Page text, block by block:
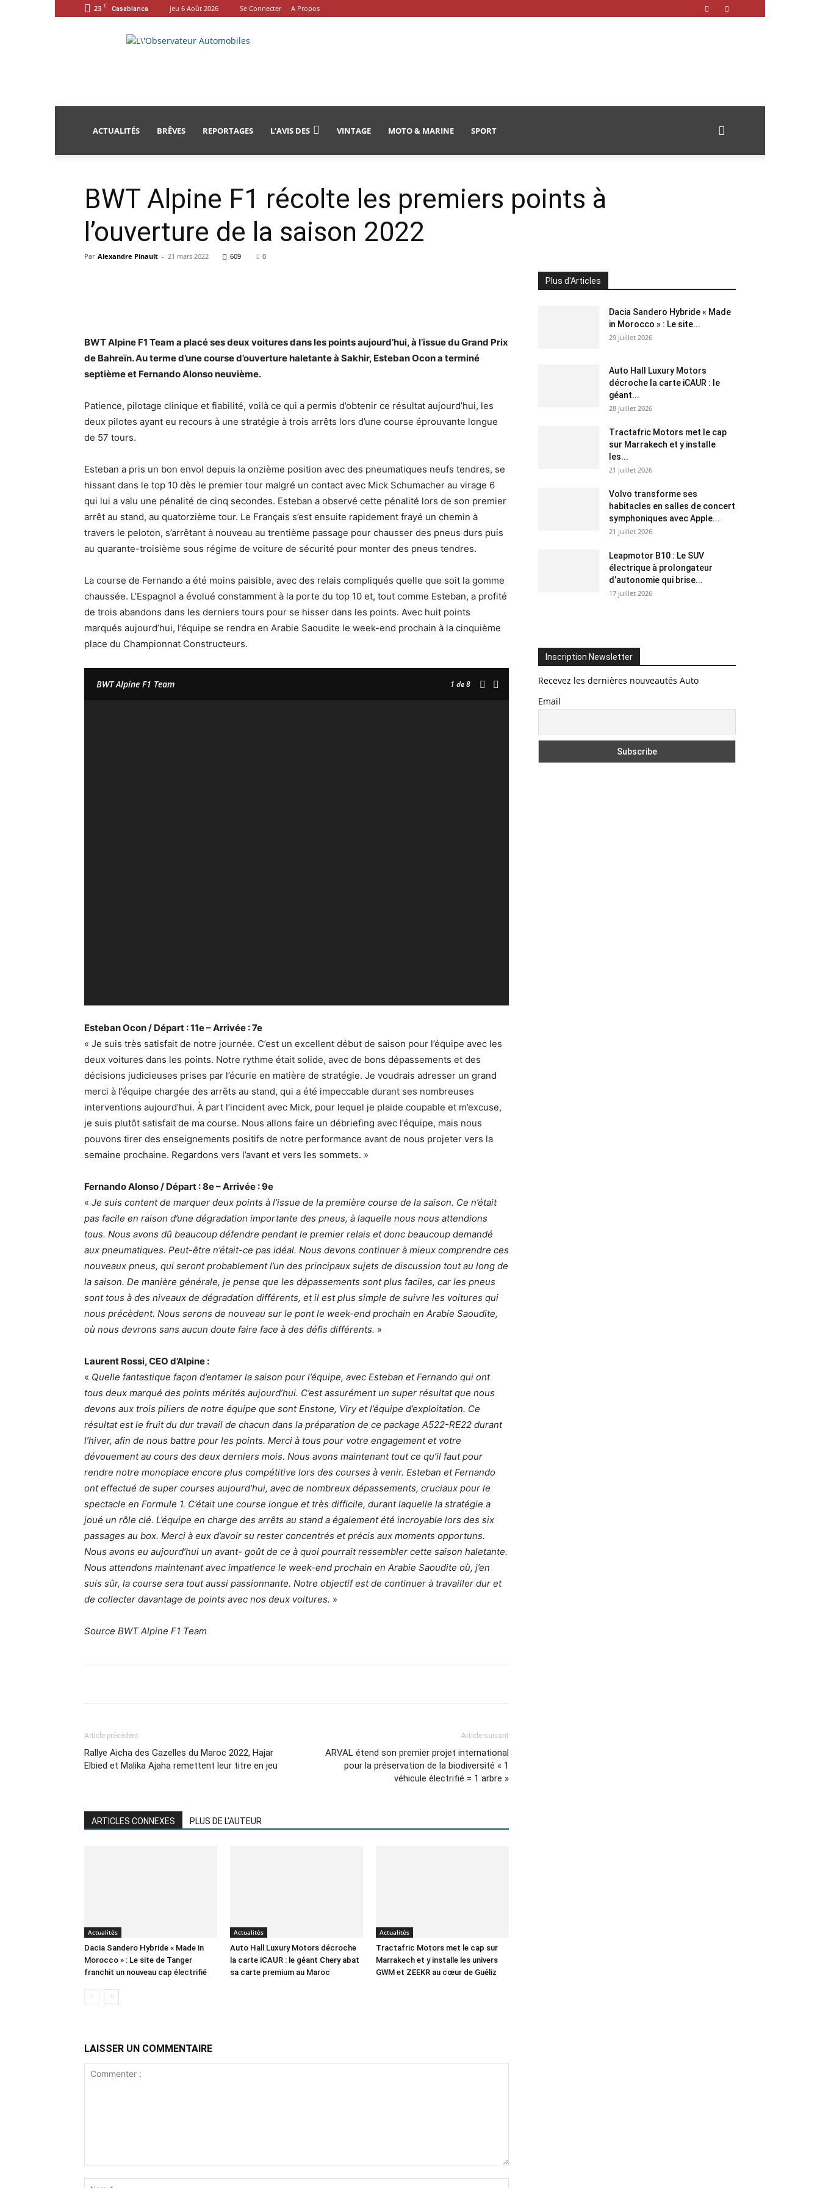
23 C Casablanca jeu 6 Août 2026 Se Connecter A Propos
L'Observateur
ACTUALITÉS BRÊVES REPORTAGES L’AVIS DES VINTAGE MOTO & MARINE SPORT
BWT Alpine F1 récolte les premiers points à
l’ouverture de la saison 2022
Par Alexandre Pinault - 21 mars 2022 609 0
BWT Alpine F1 Team a placé ses deux voitures dans les points aujourd’hui, à l’issue du Grand Prix
de Bahreïn. Au terme d’une course d’ouverture haletante à Sakhir, Esteban Ocon a terminé
septième et Fernando Alonso neuvième.
Patience, pilotage clinique et fiabilité, voilà ce qui a permis d’obtenir ce résultat aujourd’hui, les
deux pilotes ayant eu recours à une stratégie à trois arrêts lors d’une course éprouvante longue
de 57 tours.
Esteban a pris un bon envol depuis la onzième position avec des pneumatiques neufs tendres, se
hissant dans le top 10 dès le premier tour malgré un contact avec Mick Schumacher au virage 6
qui lui a valu une pénalité de cinq secondes. Esteban a observé cette pénalité lors de son premier
arrêt au stand, au quatorzième tour. Le Français s’est ensuite rapidement frayé un chemin à
travers le peloton, s’arrêtant à nouveau au trentième passage pour chausser des pneus durs puis
au quarante-troisième sous régime de voiture de sécurité pour monter des pneus tendres.
La course de Fernando a été moins paisible, avec des relais compliqués quelle que soit la gomme
chaussée. L’Espagnol a évolué constamment à la porte du top 10 et, tout comme Esteban, a profité
de trois abandons dans les derniers tours pour se hisser dans les points. Avec huit points
marqués aujourd’hui, l’équipe se rendra en Arabie Saoudite le week-end prochain à la cinquième
place du Championnat Constructeurs.
BWT Alpine F1 Team 1 de 8
Esteban Ocon / Départ : 11e – Arrivée : 7e
« Je suis très satisfait de notre journée. C’est un excellent début de saison pour l’équipe avec les
deux voitures dans les points. Notre rythme était solide, avec de bons dépassements et des
décisions judicieuses prises par l’écurie en matière de stratégie. Je voudrais adresser un grand
merci à l’équipe chargée des arrêts au stand, qui a été impeccable durant ses nombreuses
interventions aujourd’hui. À part l’incident avec Mick, pour lequel je plaide coupable et m’excuse,
je suis plutôt satisfait de ma course. Nous allons faire un débriefing avec l’équipe, mais nous
pouvons tirer des enseignements positifs de notre performance avant de nous projeter vers la
semaine prochaine. Regardons vers l’avant et vers les sommets. »
Fernando Alonso / Départ : 8e – Arrivée : 9e
« Je suis content de marquer deux points à l’issue de la première course de la saison. Ce n’était
pas facile en raison d’une dégradation importante des pneus, à laquelle nous nous attendions
tous. Nous avons dû beaucoup défendre pendant le premier relais et donc beaucoup demandé
aux pneumatiques. Peut-être n’était-ce pas idéal. Nous devons continuer à mieux comprendre ces
nouveaux pneus, qui seront probablement l’un des principaux sujets de discussion tout au long de
la saison. De manière générale, je pense que les dépassements sont plus faciles, car les pneus
sont tous à des niveaux de dégradation différents, et il est plus simple de suivre les voitures qui
nous précèdent. Nous serons de nouveau sur le pont le week-end prochain en Arabie Saoudite,
où nous devrons sans aucun doute faire face à des défis différents. »
Laurent Rossi, CEO d’Alpine :
« Quelle fantastique façon d’entamer la saison pour l’équipe, avec Esteban et Fernando qui ont
tous deux marqué des points mérités aujourd’hui. C’est assurément un super résultat que nous
devons aux trois piliers de notre équipe que sont Enstone, Viry et l’équipe d’exploitation. Ce
résultat est le fruit du dur travail de chacun dans la préparation de ce package A522-RE22 durant
l’hiver, afin de nous battre pour les points. Merci à tous pour votre engagement et votre
dévouement au cours des deux derniers mois. Nous avons maintenant tout ce qu’il faut pour
rendre notre monoplace encore plus compétitive lors des courses à venir. Esteban et Fernando
ont effectué de super courses aujourd’hui, avec de nombreux dépassements, cruciaux pour le
spectacle en Formule 1. C’était une course longue et très difficile, durant laquelle la stratégie a
joué un rôle clé. L’équipe en charge des arrêts au stand a également été incroyable lors des six
passages au box. Merci à eux d’avoir su rester concentrés et précis aux moments opportuns.
Nous avons eu aujourd’hui un avant- goût de ce à quoi pourrait ressembler cette saison haletante.
Nous attendons maintenant avec impatience le week-end prochain en Arabie Saoudite où, j’en
suis sûr, la course sera tout aussi passionnante. Notre objectif est de continuer à travailler dur et
de collecter davantage de points avec nos deux voitures. »
Source BWT Alpine F1 Team
Article précédent
Rallye Aicha des Gazelles du Maroc 2022, Hajar
Elbied et Malika Ajaha remettent leur titre en jeu
Article suivant
ARVAL étend son premier projet international
pour la préservation de la biodiversité « 1
véhicule électrifié = 1 arbre »
ARTICLES CONNEXES PLUS DE L'AUTEUR
Actualités
Dacia Sandero Hybride « Made in
Morocco » : Le site de Tanger
franchit un nouveau cap électrifié
Actualités
Auto Hall Luxury Motors décroche
la carte iCAUR : le géant Chery abat
sa carte premium au Maroc
Actualités
Tractafric Motors met le cap sur
Marrakech et y installe les univers
GWM et ZEEKR au cœur de Guéliz
LAISSER UN COMMENTAIRE
Plus d'Articles
Dacia Sandero Hybride « Made
in Morocco » : Le site...
29 juillet 2026
Auto Hall Luxury Motors
décroche la carte iCAUR : le
géant...
28 juillet 2026
Tractafric Motors met le cap
sur Marrakech et y installe
les...
21 juillet 2026
Volvo transforme ses
habitacles en salles de concert
symphoniques avec Apple...
21 juillet 2026
Leapmotor B10 : Le SUV
électrique à prolongateur
d’autonomie qui brise...
17 juillet 2026
Inscription Newsletter
Recevez les dernières nouveautés Auto
Email